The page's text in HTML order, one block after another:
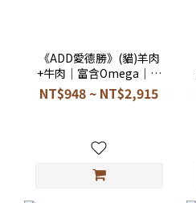
《ADD愛德勝》(貓)羊肉
+牛肉｜富含Omega｜放
養羊+放養牛｜珍島系列高
地畜牧｜無穀全齡貓配方
NT$948 ~ NT$2,915